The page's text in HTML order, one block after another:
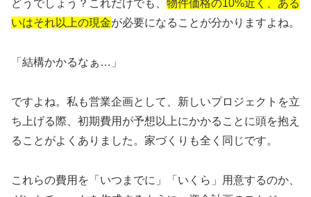
どうでしょう？これだけでも、 物件価格の10%近く、ある
いはそれ以上の現金が必要になることが分かりますよね。
「結構かかるなぁ…」
ですよね。私も営業企画として、新しいプロジェクトを立
ち上げる際、初期費用が予想以上にかかることに頭を抱え
ることがよくありました。家づくりも全く同じです。
これらの費用を「いつまでに」「いくら」用意するのか、